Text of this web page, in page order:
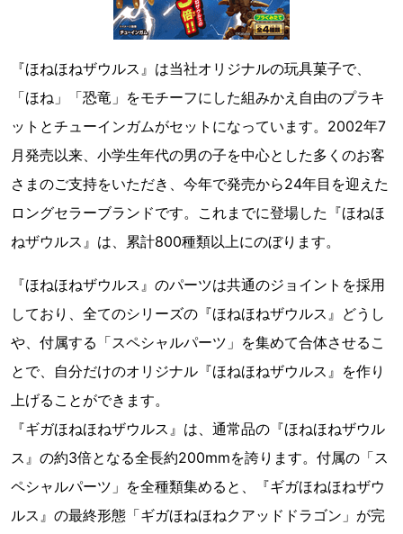
『ほねほねザウルス』は当社オリジナルの玩具菓子で、
「ほね」「恐竜」をモチーフにした組みかえ自由のプラキ
ットとチューインガムがセットになっています。2002年7
月発売以来、小学生年代の男の子を中心とした多くのお客
さまのご支持をいただき、今年で発売から24年目を迎えた
ロングセラーブランドです。これまでに登場した『ほねほ
ねザウルス』は、累計800種類以上にのぼります。
『ほねほねザウルス』のパーツは共通のジョイントを採用
しており、全てのシリーズの『ほねほねザウルス』どうし
や、付属する「スペシャルパーツ」を集めて合体させるこ
とで、自分だけのオリジナル『ほねほねザウルス』を作り
上げることができます。
『ギガほねほねザウルス』は、通常品の『ほねほねザウル
ス』の約3倍となる全長約200mmを誇ります。付属の「ス
ペシャルパーツ」を全種類集めると、『ギガほねほねザウ
ルス』の最終形態「ギガほねほねクアッドドラゴン」が完